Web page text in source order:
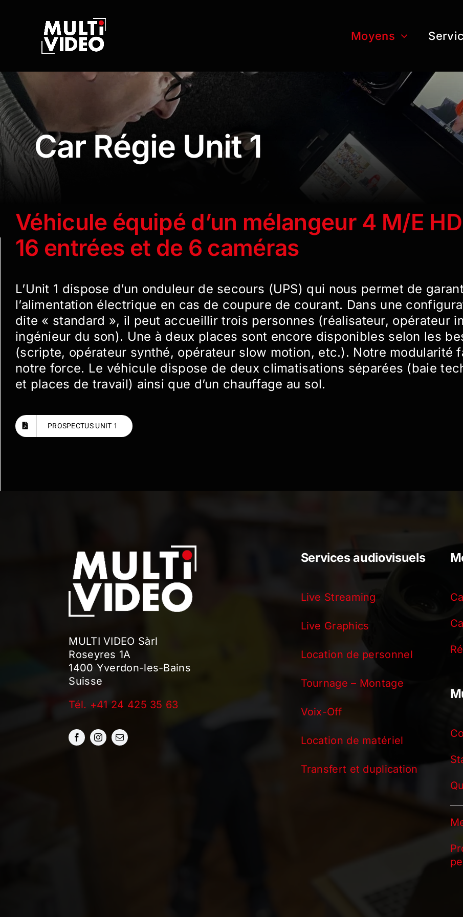
Moyens
Car Régie Unit 1
Véhicule équipé d’un mélangeur 4 M/E
16 entrées et de 6 caméras
L’Unit 1 dispose d’un onduleur de secours (UPS) qui nous permet de
l’alimentation électrique en cas de coupure de courant. Dans une
dite « standard », il peut accueillir trois personnes (réalisateur, opérateur
ingénieur du son). Une à deux places sont encore disponibles selon les
(scripte, opérateur synthé, opérateur slow motion, etc.). Notre modularité
notre force. Le véhicule dispose de deux climatisations séparées (baie
et places de travail) ainsi que d’un chauffage au sol.
PROSPECTUS UNIT 1
MULTI VIDEO Sàrl
Roseyres 1A
1400 Yverdon-les-Bains
Suisse
Tél. +41 24 425 35 63
Services audiovisuels
Live Streaming
Live Graphics
Location de personnel
Tournage – Montage
Voix-Off
Location de matériel
Transfert et duplication